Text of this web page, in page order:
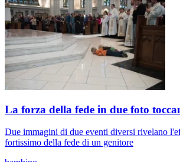
La forza della fede in due foto
Due immagini di due eventi diversi rivelano
fortissimo della fede di un genitore